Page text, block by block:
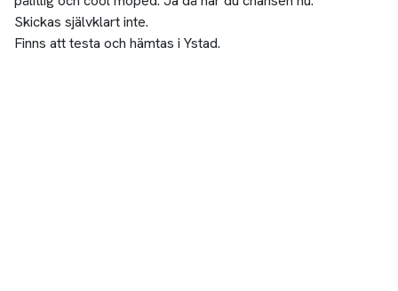
Skickas självklart inte.
Finns att testa och hämtas i Ystad.